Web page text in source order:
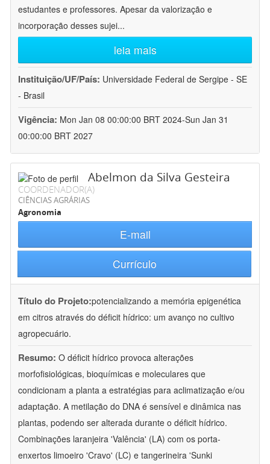
estudantes e professores. Apesar da valorização e
incorporação desses sujei...
leia mais
Instituição/UF/País: Universidade Federal de Sergipe - SE
- Brasil
Vigência: Mon Jan 08 00:00:00 BRT 2024-Sun Jan 31
00:00:00 BRT 2027
Abelmon da Silva Gesteira
COORDENADOR(A)
CIÊNCIAS AGRÁRIAS
Agronomia
E-mail
Currículo
Título do Projeto:potencializando a memória epigenética
em citros através do déficit hídrico: um avanço no cultivo
agropecuário.
Resumo: O déficit hídrico provoca alterações
morfofisiológicas, bioquímicas e moleculares que
condicionam a planta a estratégias para aclimatização e/ou
adaptação. A metilação do DNA é sensível e dinâmica nas
plantas, podendo ser alterada durante o déficit hídrico.
Combinações laranjeira 'Valência' (LA) com os porta-
enxertos limoeiro 'Cravo' (LC) e tangerineira 'Sunki